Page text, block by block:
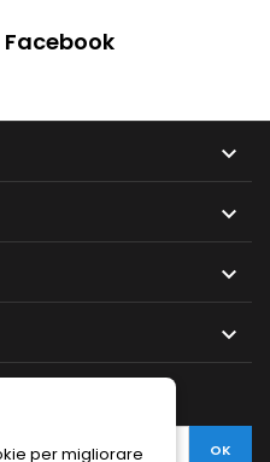




per migliorare